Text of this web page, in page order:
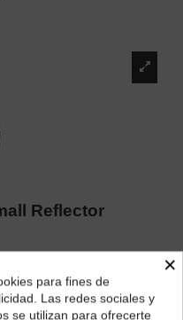
Reflector
tu pedido?
×
para fines de
Las redes sociales y
se utilizan para ofrecerte